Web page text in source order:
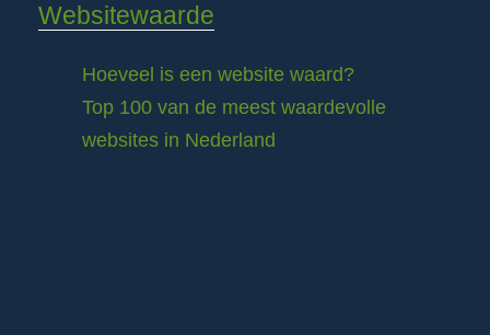
Websitewaarde
Hoeveel is een website waard?
Top 100 van de meest waardevolle
websites in Nederland